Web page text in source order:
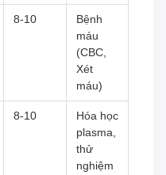
8-10
Bệnh
máu
(CBC,
Xét
máu)
8-10
Hóa học
plasma,
thử
nghiệm